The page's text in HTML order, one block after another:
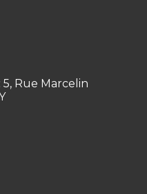
Rue Marcelin